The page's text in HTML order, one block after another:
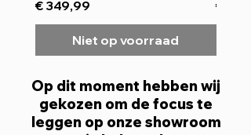
Prijs
€ 349,99
Niet op voorraad
Prijs
€
Op dit moment hebben wij
gekozen om de focus te
leggen op onze showroom